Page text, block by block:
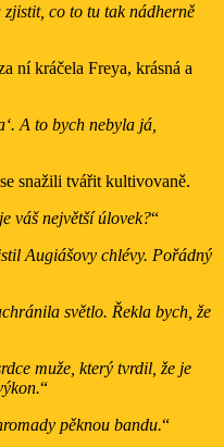
co to tu tak nádherně
ní kráčela Freya, krásná a
A to bych nebyla já,
snažili tvářit kultivovaně.
váš největší úlovek?“
Augiášovy chlévy. Pořádný
světlo. Řekla bych, že
muže, který tvrdil, že je
“
pěknou bandu.“